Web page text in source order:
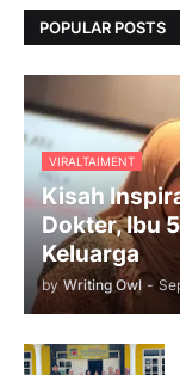
POPULAR POSTS
VIRALTAIMENT
Kisah
Dokter, Ibu
Keluarga
by Writing Owl -